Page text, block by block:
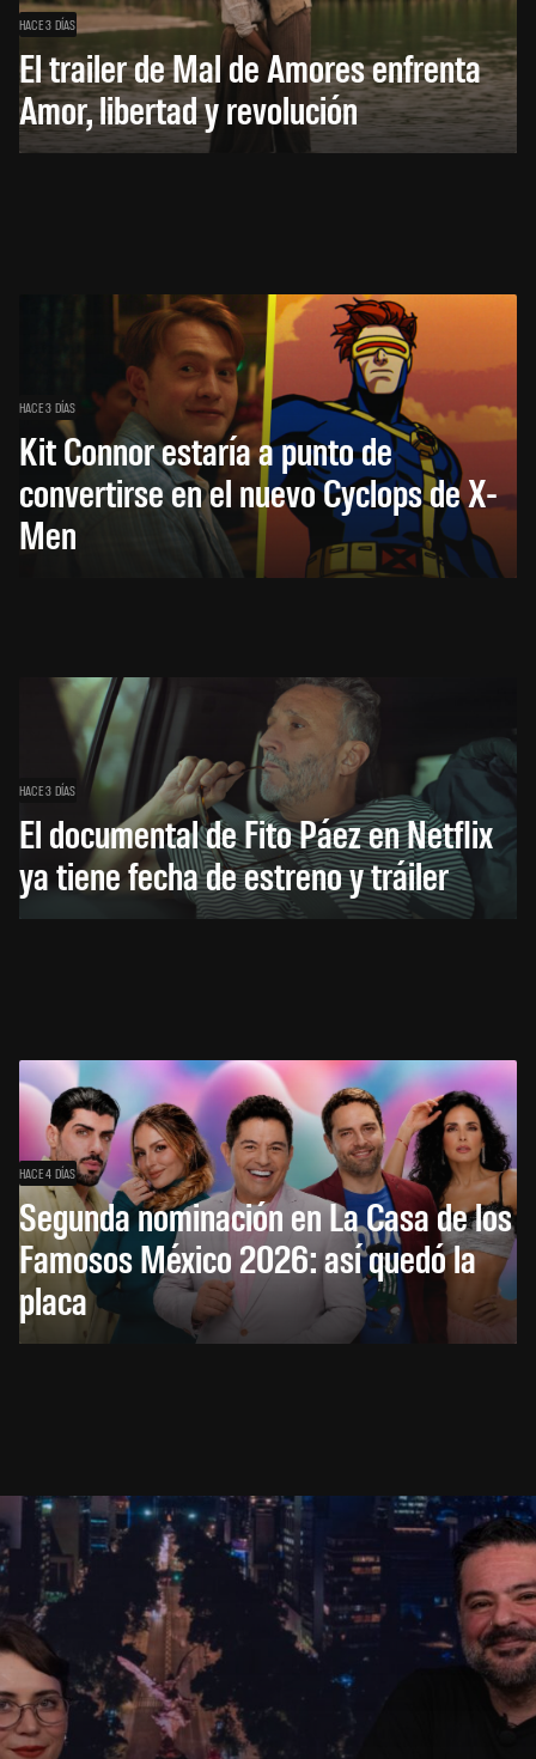
HACE 3 DÍAS
El trailer de Mal de Amores enfrenta
Amor, libertad y revolución
HACE 3 DÍAS
Kit Connor estaría a punto de
convertirse en el nuevo Cyclops de X-
Men
HACE 3 DÍAS
El documental de Fito Páez en Netflix
ya tiene fecha de estreno y tráiler
HACE 4 DÍAS
Segunda nominación en La Casa de los
Famosos México 2026: así quedó la
placa